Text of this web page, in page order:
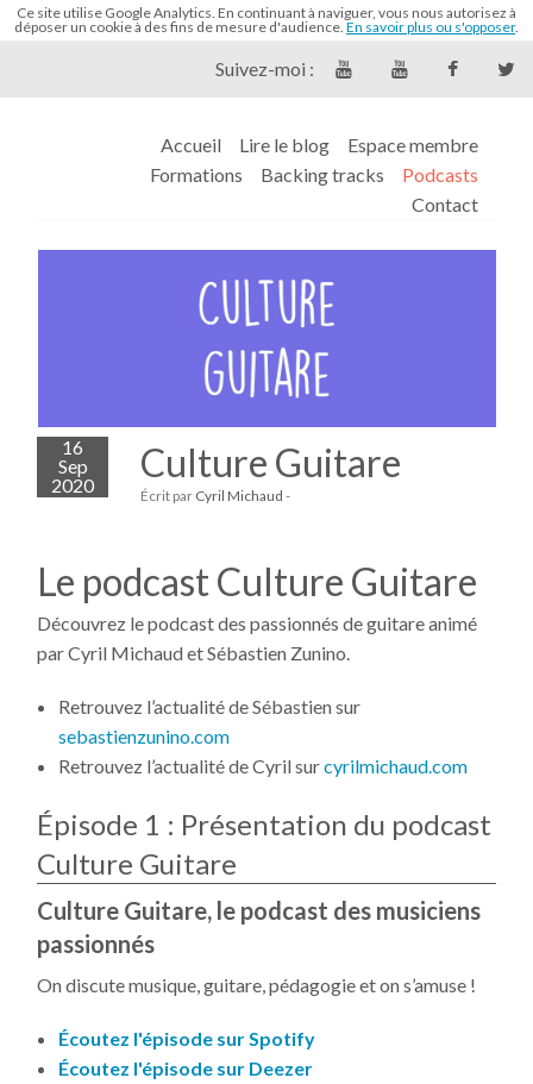
Ce site utilise Google Analytics. En continuant à naviguer, vous nous autorisez à
déposer un cookie à des fins de mesure d'audience. En savoir plus ou s'opposer.
Suivez-moi :
Accueil Lire le blog
Espace membre
Formations
Backing tracks
Podcasts
Contact
16
Sep
2020
Culture Guitare
Écrit par Cyril Michaud -
Le podcast Culture Guitare
Découvrez le podcast des passionnés de guitare animé
par Cyril Michaud et Sébastien Zunino.
Retrouvez l’actualité de Sébastien sur
sebastienzunino.com
Retrouvez l’actualité de Cyril surcyrilmichaud.com
Épisode 1 : Présentation du podcast
Culture Guitare
Culture Guitare, le podcast des musiciens
passionnés
On discute musique, guitare, pédagogie et on s’amuse !
Écoutez l'épisode sur Spotify
Écoutez l'épisode sur Deezer